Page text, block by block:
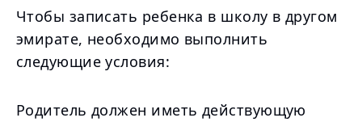
Чтобы записать ребенка в школу в другом
эмирате, необходимо выполнить
следующие условия:
Родитель должен иметь действующую